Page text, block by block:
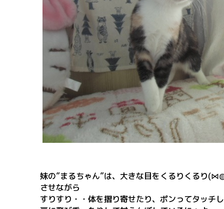
妹の”まるちゃん”は、 大きな目をくるりくるり
させながら
すりすり・・体を摺り寄せたり、ポンってタッチ